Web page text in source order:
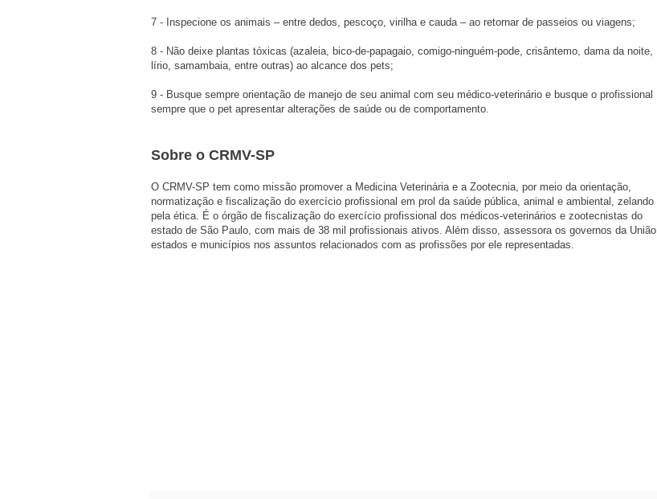
7 - Inspecione os animais – entre dedos, pescoço, virilha e cauda – ao retornar de passeios ou viagens;
8 - Não deixe plantas tóxicas (azaleia, bico-de-papagaio, comigo-ninguém-pode, crisântemo, dama da noite,
lírio, samambaia, entre outras) ao alcance dos pets;
9 - Busque sempre orientação de manejo de seu animal com seu médico-veterinário e busque o profissional
sempre que o pet apresentar alterações de saúde ou de comportamento.
Sobre o CRMV-SP
O CRMV-SP tem como missão promover a Medicina Veterinária e a Zootecnia, por meio da orientação,
normatização e fiscalização do exercício profissional em prol da saúde pública, animal e ambiental, zelando
pela ética. É o órgão de fiscalização do exercício profissional dos médicos-veterinários e zootecnistas do
estado de São Paulo, com mais de 38 mil profissionais ativos. Além disso, assessora os governos da União,
estados e municípios nos assuntos relacionados com as profissões por ele representadas.